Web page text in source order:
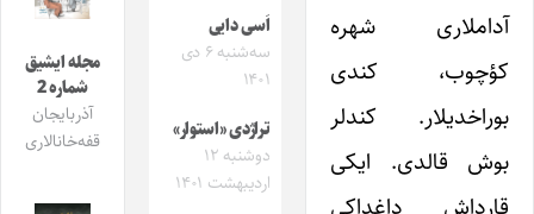
آداملاری شهره
کؤچوب، کندی
بوراخدیلار. کندلر
بوش قالدی. ایکی
قارداش داغداکی
اَسی دایی
سه‌شنبه ۶ دی
۱۴۰۱
تراژدی «استوار»
دوشنبه ۱۲
اردیبهشت ۱۴۰۱
مجله ایشیق
شماره 2
آذربایجان
قفه‌خانالاری